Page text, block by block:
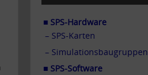
■ SPS-Hardware
– SPS-Karten
– Simulationsbaugruppen
■ SPS-Software